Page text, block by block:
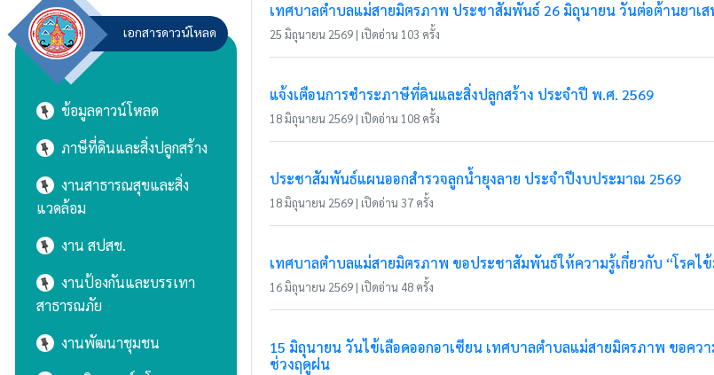
เอกสารดาวน์โหลด
ข้อมูลดาวน์โหลด
ภาษีที่ดินและสิ่งปลูกสร้าง
งานสาธารณสุขและสิ่ง
แวดล้อม
งาน สปสช.
งานป้องกันและบรรเทา
สาธารณภัย
งานพัฒนาชุมชน
เทศบาลตำบลแม่สายมิตรภาพ ประชาสัมพันธ์ 26 มิถุนายน วันต่อต้านยาเส
25 มิถุนายน 2569 | เปิดอ่าน 103 ครั้ง
แจ้งเตือนการชำระภาษีที่ดินและสิ่งปลูกสร้าง ประจำปี พ.ศ. 2569
18 มิถุนายน 2569 | เปิดอ่าน 108 ครั้ง
ประชาสัมพันธ์แผนออกสำรวจลูกน้ำยุงลาย ประจำปีงบประมาณ 2569
18 มิถุนายน 2569 | เปิดอ่าน 37 ครั้ง
เทศบาลตำบลแม่สายมิตรภาพ ขอประชาสัมพันธ์ให้ความรู้เกี่ยวกับ “โรคไข้
16 มิถุนายน 2569 | เปิดอ่าน 48 ครั้ง
15 มิถุนายน วันไข้เลือดออกอาเซียน เทศบาลตำบลแม่สายมิตรภาพ ขอคว
ช่วงฤดูฝน